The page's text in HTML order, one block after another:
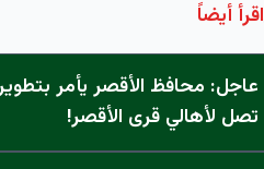
اقرأ أيضاً
عاجل: محافظ الأقصر يأمر
تصل لأهالي قرى الأقصر!